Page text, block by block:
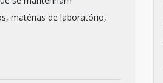
matérias de laboratório,